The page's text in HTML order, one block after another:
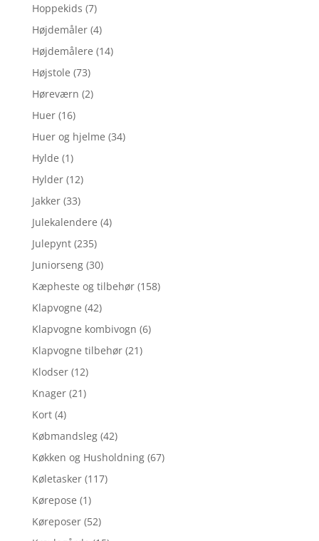
Hoppekids (7)
Højdemåler (4)
Højdemålere (14)
Højstole (73)
Høreværn (2)
Huer (16)
Huer og hjelme (34)
Hylde (1)
Hylder (12)
Jakker (33)
Julekalendere (4)
Julepynt (235)
Juniorseng (30)
Kæpheste og tilbehør (158)
Klapvogne (42)
Klapvogne kombivogn (6)
Klapvogne tilbehør (21)
Klodser (12)
Knager (21)
Kort (4)
Købmandsleg (42)
Køkken og Husholdning (67)
Køletasker (117)
Kørepose (1)
Køreposer (52)